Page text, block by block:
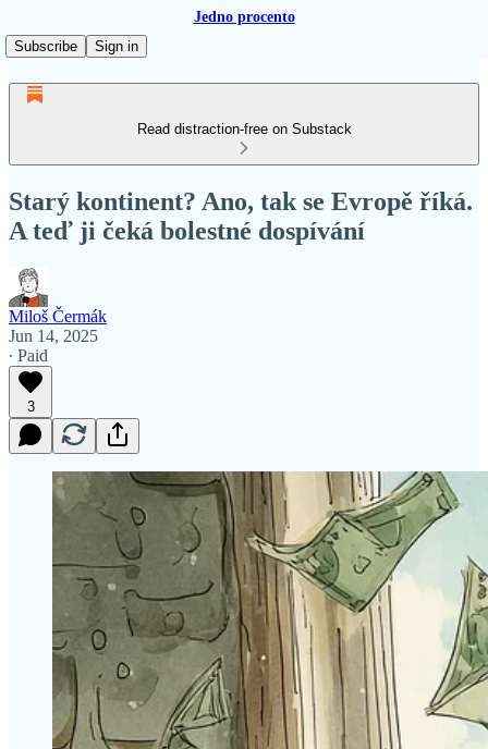
Jedno procento
Subscribe
Sign in
Read distraction-free on Substack
Starý kontinent? Ano, tak se Evropě říká.
A teď ji čeká bolestné dospívání
Miloš Čermák
Jun 14, 2025
∙ Paid
3